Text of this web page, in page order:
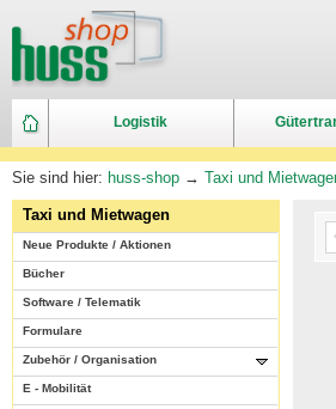
Logistik
Sie sind hier: huss-shop → Taxi und
Taxi und Mietwagen
Neue Produkte / Aktionen
Bücher
Software / Telematik
Formulare
Zubehör / Organisation
E - Mobilität